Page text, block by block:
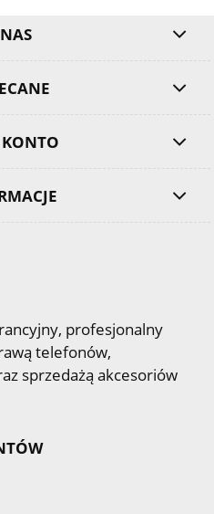
profesjonalny
telefonów,
sprzedażą akcesoriów